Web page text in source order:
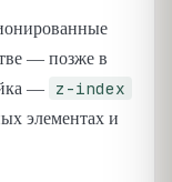
— позже в
—
z-index
элементах и